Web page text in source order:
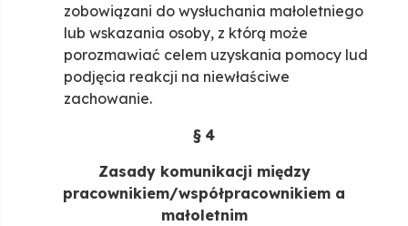
zobowiązani do wysłuchania małoletniego
lub wskazania osoby, z którą może
porozmawiać celem uzyskania pomocy lud
podjęcia reakcji na niewłaściwe
zachowanie.
§ 4
Zasady komunikacji między
pracownikiem/współpracownikiem a
małoletnim